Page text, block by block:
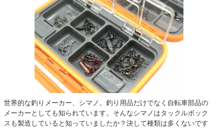
世界的な釣りメーカー、シマノ。釣り用品だけでなく自転車部品の
メーカーとしても知られています。そんなシマノはタックルボック
スも製造していると知っていましたか？決して種類は多くないです